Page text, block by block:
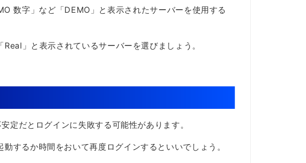
数字」など「DEMO」と表示されたサーバーを使用する
」と表示されているサーバーを選びましょう。
定だとログインに失敗する可能性があります。
するか時間をおいて再度ログインするといいでしょう。